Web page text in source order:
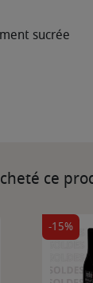
sucrée
ce
-15%